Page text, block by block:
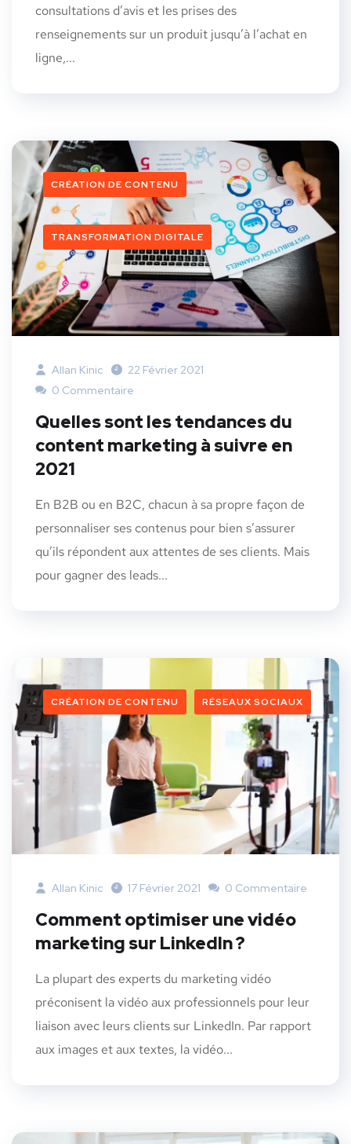
consultations d’avis et les prises des
renseignements sur un produit jusqu’à l’achat en
ligne,...
CRÉATION DE CONTENU
TRANSFORMATION DIGITALE
Allan Kinic
22 Février 2021
0 Commentaire
Quelles sont les tendances du
content marketing à suivre en
2021
En B2B ou en B2C, chacun à sa propre façon de
personnaliser ses contenus pour bien s’assurer
qu’ils répondent aux attentes de ses clients. Mais
pour gagner des leads...
CRÉATION DE CONTENU RÉSEAUX SOCIAUX
Allan Kinic 17 Février 2021 0 Commentaire
Comment optimiser une vidéo
marketing sur LinkedIn ?
La plupart des experts du marketing vidéo
préconisent la vidéo aux professionnels pour leur
liaison avec leurs clients sur LinkedIn. Par rapport
aux images et aux textes, la vidéo...